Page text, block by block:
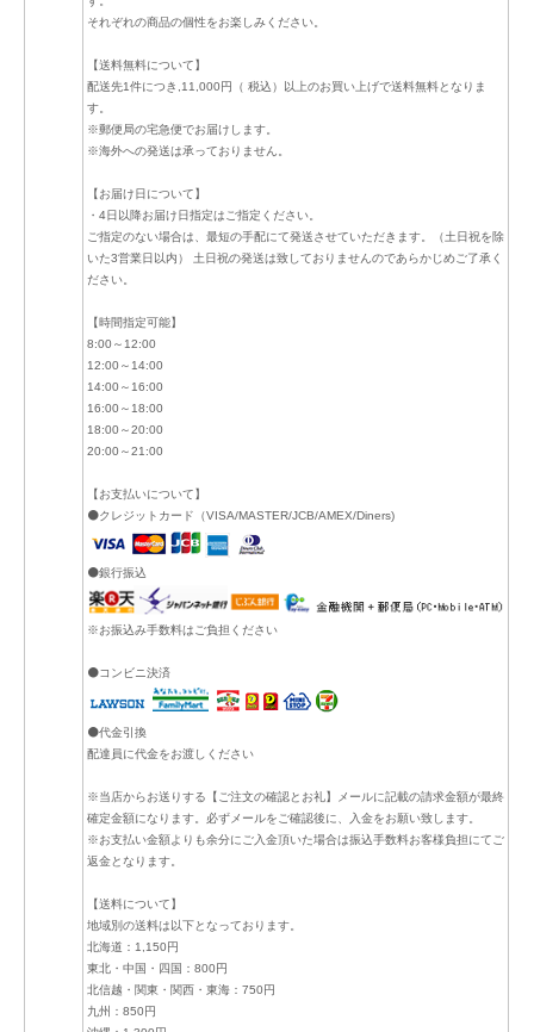
それぞれの商品の個性をお楽しみください。
【送料無料について】
配送先1件につき,11,000円（ 税込）以上のお買い上げで送料無料となりま
す。
※郵便局の宅急便でお届けします。
※海外への発送は承っておりません。
【お届け日について】
・4日以降お届け日指定はご指定ください。
ご指定のない場合は、最短の手配にて発送させていただきます。（土日祝を除
いた3営業日以内） 土日祝の発送は致しておりませんのであらかじめご了承く
ださい。
【時間指定可能】
8:00～12:00
12:00～14:00
14:00～16:00
16:00～18:00
18:00～20:00
20:00～21:00
【お支払いについて】
⚫クレジットカード（VISA/MASTER/JCB/AMEX/Diners)
⚫銀行振込
※お振込み手数料はご負担ください
⚫コンビニ決済
⚫代金引換
配達員に代金をお渡しください
※当店からお送りする【ご注文の確認とお礼】メールに記載の請求金額が最終
確定金額になります。必ずメールをご確認後に、入金をお願い致します。
※お支払い金額よりも余分にご入金頂いた場合は振込手数料お客様負担にてご
返金となります。
【送料について】
地域別の送料は以下となっております。
北海道：1,150円
東北・中国・四国：800円
北信越・関東・関西・東海：750円
九州：850円